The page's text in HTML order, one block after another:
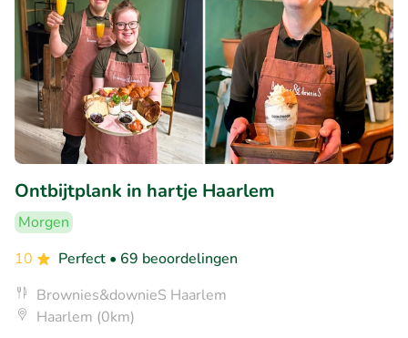
Ontbijtplank in hartje Haarlem
Morgen
10
Perfect • 69 beoordelingen
Brownies&downieS Haarlem
Haarlem (0km)